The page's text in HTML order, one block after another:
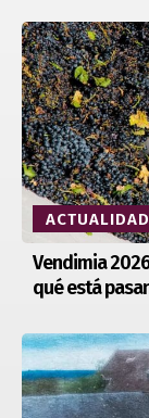
ACTUALIDAD
Vendimia
qué está